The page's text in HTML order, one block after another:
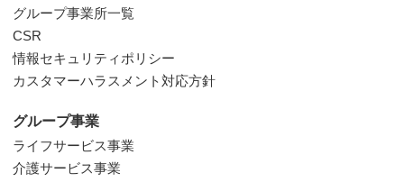
グループ事業所一覧
CSR
情報セキュリティポリシー
カスタマーハラスメント対応方針
グループ事業
ライフサービス事業
介護サービス事業